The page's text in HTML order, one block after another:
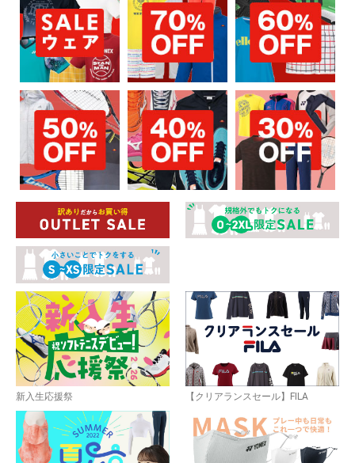
お買い物を続ける カートへ進む
新入生応援祭 【クリアランスセール】FILA